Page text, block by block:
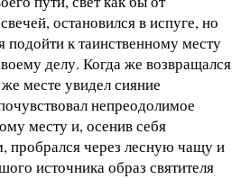
остановился в испуге, но
подойти к таинственному месту
делу. Когда же возвращался
месте увидел сияние
непреодолимое
месту и, осенив себя
пробрался через лесную чащу и
источника образ святителя